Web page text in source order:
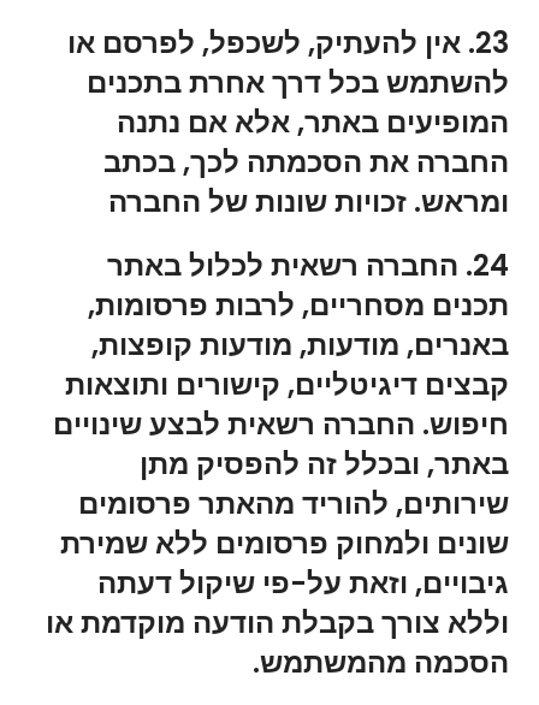
23. אין להעתיק, לשכפל, לפרסם או
להשתמש בכל דרך אחרת בתכנים
המופיעים באתר, אלא אם נתנה
החברה את הסכמתה לכך, בכתב
ומראש. זכויות שונות של החברה
24. החברה רשאית לכלול באתר
תכנים מסחריים, לרבות פרסומות,
באנרים, מודעות, מודעות קופצות,
קבצים דיגיטליים, קישורים ותוצאות
חיפוש. החברה רשאית לבצע שינויים
באתר, ובכלל זה להפסיק מתן
שירותים, להוריד מהאתר פרסומים
שונים ולמחוק פרסומים ללא שמירת
גיבויים, וזאת על-פי שיקול דעתה
וללא צורך בקבלת הודעה מוקדמת או
הסכמה מהמשתמש.